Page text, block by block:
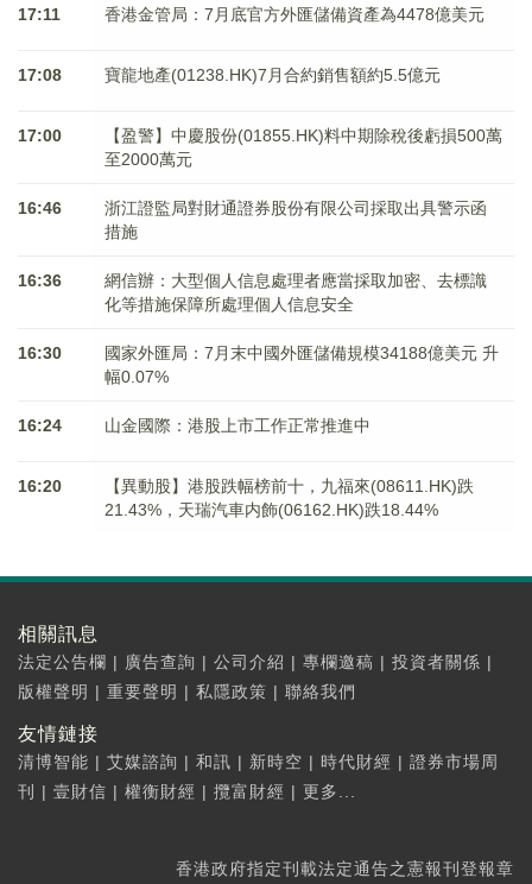
17:11 香港金管局：7月底官方外匯儲備資產為4478億美元
17:08 寶龍地產(01238.HK)7月合約銷售額約5.5億元
17:00
【盈警】中慶股份(01855.HK)料中期除稅後虧損500萬
至2000萬元
16:46
浙江證監局對財通證券股份有限公司採取出具警示函
措施
16:36
網信辦：大型個人信息處理者應當採取加密、去標識
化等措施保障所處理個人信息安全
16:30
國家外匯局：7月末中國外匯儲備規模34188億美元 升
幅0.07%
16:24 山金國際：港股上市工作正常推進中
16:20
【異動股】港股跌幅榜前十，九福來(08611.HK)跌
21.43%，天瑞汽車内飾(06162.HK)跌18.44%
相關訊息
法定公告欄 | 廣告查詢 | 公司介紹 | 專欄邀稿 | 投資者關係 |
版權聲明 | 重要聲明 | 私隱政策 | 聯絡我們
友情鏈接
清博智能 | 艾媒諮詢 | 和訊 | 新時空 | 時代財經 | 證券市場周
刊
| 壹財信 | 權衡財經 | 攬富財經 | 更多...
香港政府指定刊載法定通告之憲報刊登報章